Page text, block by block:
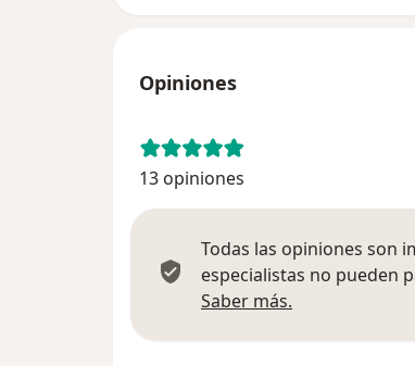
Opiniones
13 opiniones
Todas las opiniones son
especialistas no pueden
Saber más.